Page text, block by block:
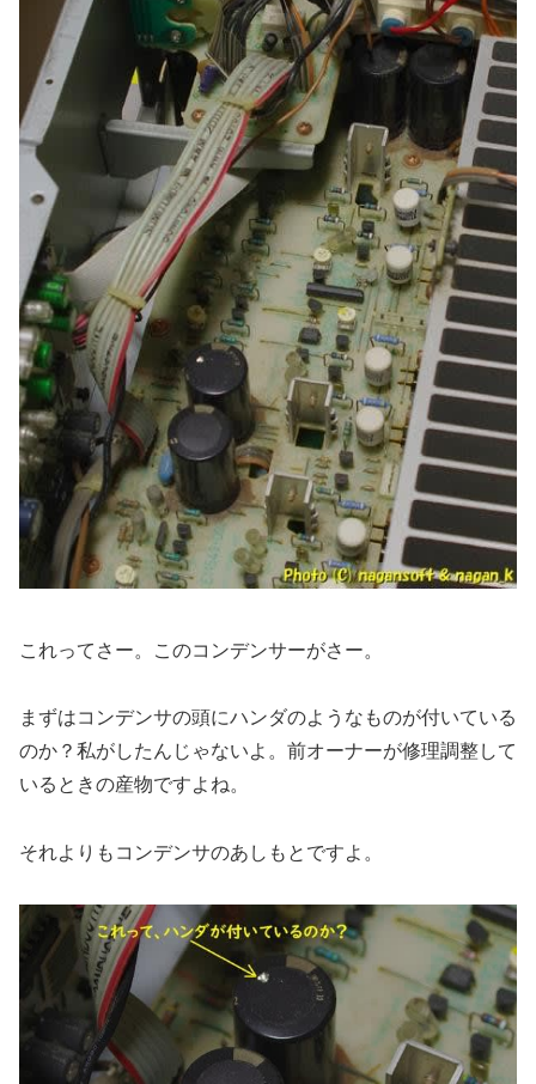
これってさー。このコンデンサーがさー。
まずはコンデンサの頭にハンダのようなものが付いている
のか？私がしたんじゃないよ。前オーナーが修理調整して
いるときの産物ですよね。
それよりもコンデンサのあしもとですよ。